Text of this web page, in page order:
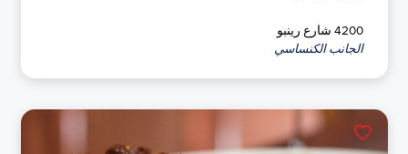
4200 شارع رينبو
الجانب الكنساسي